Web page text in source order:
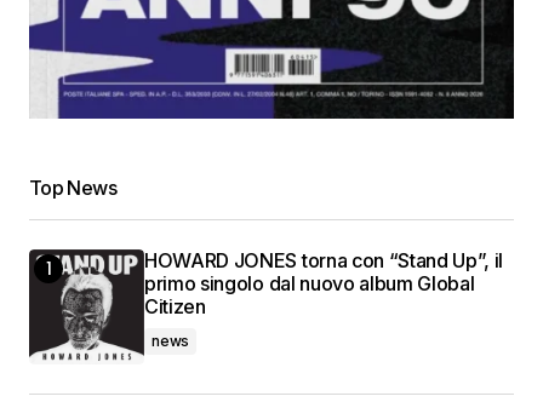
Top News
HOWARD JONES torna con “Stand Up”, il
primo singolo dal nuovo album Global
Citizen
news